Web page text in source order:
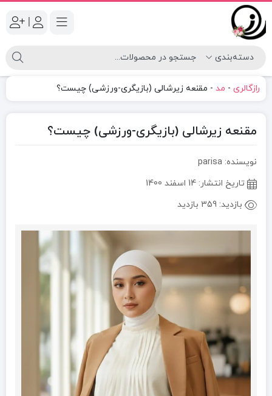
|
رازگالری - مد - مقنعه زیرشالی (بازیگری-ورزشی) چیست؟
مقنعه زیرشالی (بازیگری-ورزشی) چیست؟
نویسنده: parisa
تاریخ انتشار: 14 اسفند 1400
بازدید: 359 بازدید